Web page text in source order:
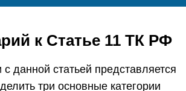
к Статье 11 ТК РФ
с данной статьей представляется
три основные категории